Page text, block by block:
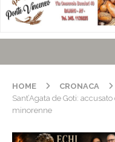
HOME CRONACA
Sant’Agata de Goti:
minorenne